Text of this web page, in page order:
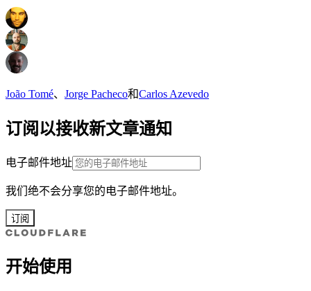
João Tomé、 Jorge Pacheco和Carlos Azevedo
订阅以接收新文章通知
电子邮件地址
我们绝不会分享您的电子邮件地址。
订阅
开始使用